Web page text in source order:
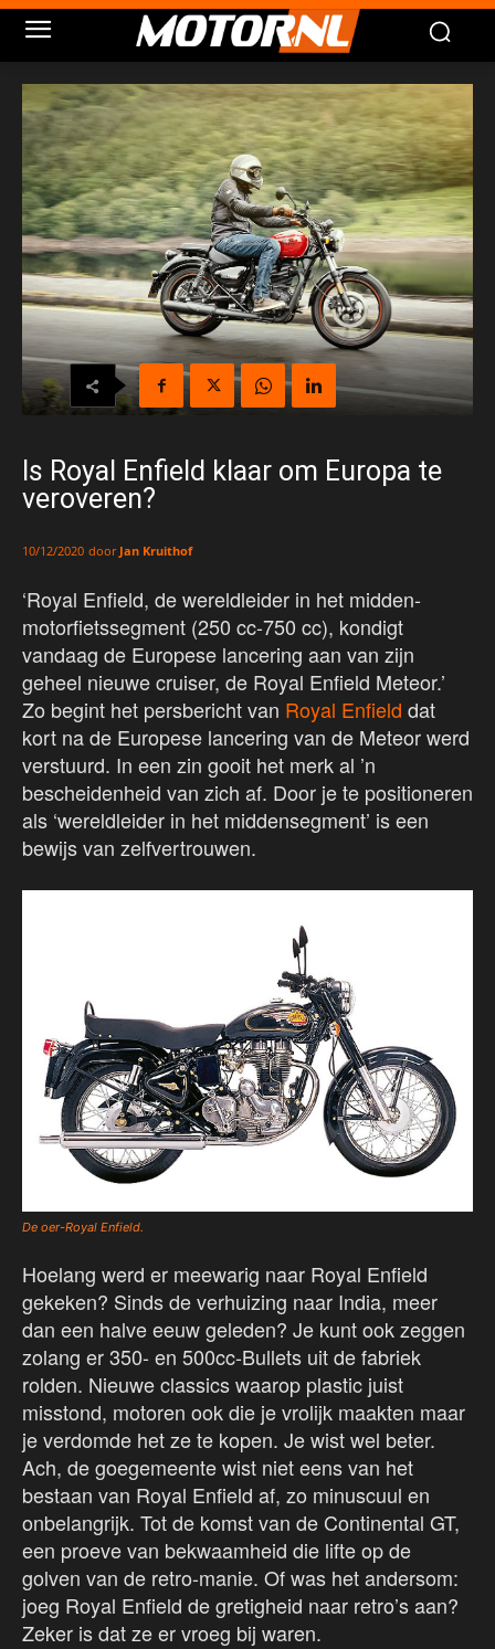
Is Royal Enfield klaar om Europa te
veroveren?
10/12/2020 door Jan Kruithof
‘Royal Enfield, de wereldleider in het midden-
motorfietssegment (250 cc-750 cc), kondigt
vandaag de Europese lancering aan van zijn
geheel nieuwe cruiser, de Royal Enfield Meteor.’
Zo begint het persbericht van Royal Enfield dat
kort na de Europese lancering van de Meteor werd
verstuurd. In een zin gooit het merk al ’n
bescheidenheid van zich af. Door je te positioneren
als ‘wereldleider in het middensegment’ is een
bewijs van zelfvertrouwen.
De oer-Royal Enfield.
Hoelang werd er meewarig naar Royal Enfield
gekeken? Sinds de verhuizing naar India, meer
dan een halve eeuw geleden? Je kunt ook zeggen
zolang er 350- en 500cc-Bullets uit de fabriek
rolden. Nieuwe classics waarop plastic juist
misstond, motoren ook die je vrolijk maakten maar
je verdomde het ze te kopen. Je wist wel beter.
Ach, de goegemeente wist niet eens van het
bestaan van Royal Enfield af, zo minuscuul en
onbelangrijk. Tot de komst van de Continental GT,
een proeve van bekwaamheid die lifte op de
golven van de retro-manie. Of was het andersom:
joeg Royal Enfield de gretigheid naar retro’s aan?
Zeker is dat ze er vroeg bij waren.